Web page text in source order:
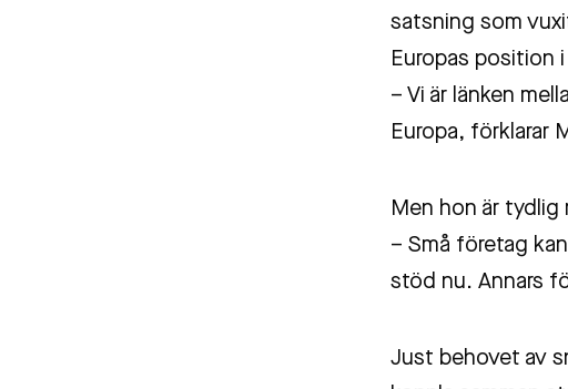
satsning som
Europas position
– Vi är länken
Europa, förklarar
Men hon är tydlig
– Små företag
stöd nu. Annars
Just behovet av